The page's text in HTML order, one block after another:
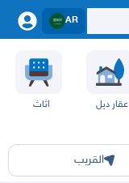
AR
عقار ديل اثاث
القصيم الباحة
القريب